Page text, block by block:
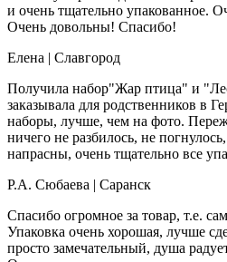
и очень тщательно упакованное.
Очень довольны! Спасибо!
Елена | Славгород
Получила набор"Жар птица" и
заказывала для родственников в
наборы, лучше, чем на фото.
ничего не разбилось, не
напрасны, очень тщательно все
Р.А. Сюбаева | Саранск
Спасибо огромное за товар, т.е.
Упаковка очень хорошая, лучше
просто замечательный, душа